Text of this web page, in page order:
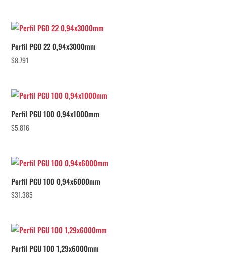
Perfil PGO 22 0,94x3000mm
$8.791
Perfil PGU 100 0,94x1000mm
$5.816
Perfil PGU 100 0,94x6000mm
$31.385
Perfil PGU 100 1,29x6000mm